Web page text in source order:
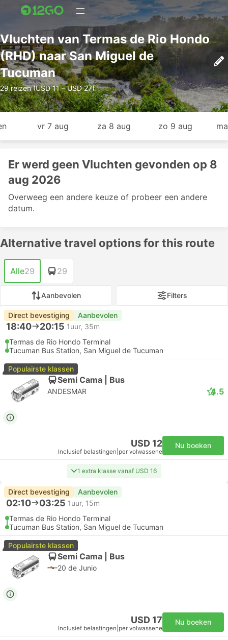
Vluchten van Termas de Rio Hondo
(RHD) naar San Miguel de
Tucuman
29 reizen (USD 11 – USD 27)
vr 7 aug za 8 aug zo 9 aug
Er werd geen Vluchten gevonden op 8
aug 2026
Overweeg een andere keuze of probeer een andere
datum.
Alternative travel options for this route
Alle29 29
Aanbevolen Filters
Direct bevestiging Aanbevolen
18:40 20:15 1uur, 35m
Termas de Rio Hondo Terminal
Tucuman Bus Station, San Miguel de Tucuman
Populairste klassen
Semi Cama | Bus
ANDESMAR 4.5
USD 12
Inclusief belastingen per volwassene
Nu boeken
1 extra klasse vanaf USD 16
Direct bevestiging Aanbevolen
02:10 03:25 1uur, 15m
Termas de Rio Hondo Terminal
Tucuman Bus Station, San Miguel de Tucuman
Populairste klassen
Semi Cama | Bus
20 de Junio
USD 17
Inclusief belastingen per volwassene
Nu boeken